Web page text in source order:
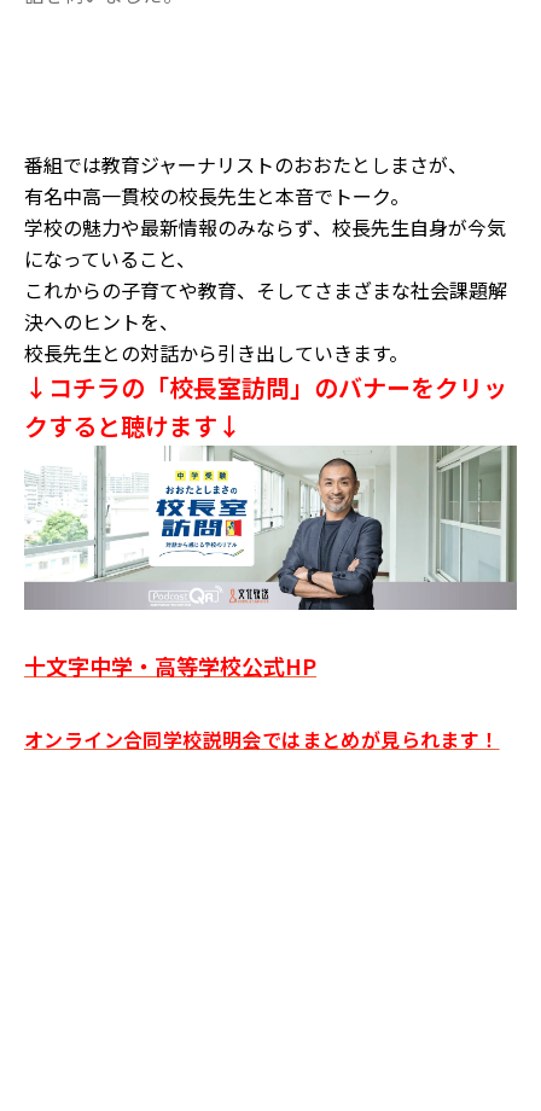
番組では教育ジャーナリストのおおたとしまさが、
有名中高一貫校の校長先生と本音でトーク。
学校の魅力や最新情報のみならず、校長先生自身が今気
になっていること、
これからの子育てや教育、そしてさまざまな社会課題解
決へのヒントを、
校長先生との対話から引き出していきます。
↓コチラの「校長室訪問」のバナーをクリッ
クすると聴けます↓
十文字中学・高等学校公式HP
オンライン合同学校説明会ではまとめが見られます！